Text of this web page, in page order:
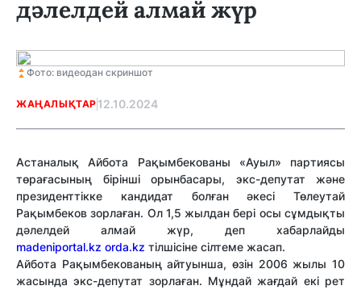
дәлелдей алмай жүр
Фото: видеодан скриншот
ЖАҢАЛЫҚТАР 12.10.2024
Астаналық Айбота Рақымбекованы «Ауыл» партиясы
төрағасының бірінші орынбасары, экс-депутат және
президенттікке кандидат болған әкесі Төлеутай
Рақымбеков зорлаған. Ол 1,5 жылдан бері осы сұмдықты
дәлелдей алмай жүр, деп хабарлайды
madeniportal.kz orda.kz тілшісіне сілтеме жасап.
Айбота Рақымбекованың айтуынша, өзін 2006 жылы 10
жасында экс-депутат зорлаған. Мұндай жағдай екі рет